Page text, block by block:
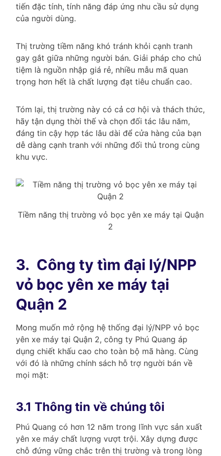
tiến đặc tính, tính năng đáp ứng nhu cầu sử dụng
của người dùng.
Thị trường tiềm năng khó tránh khỏi cạnh tranh
gay gắt giữa những người bán. Giải pháp cho chủ
tiệm là nguồn nhập giá rẻ, nhiều mẫu mã quan
trọng hơn hết là chất lượng đạt tiêu chuẩn cao.
Tóm lại, thị trường này có cả cơ hội và thách thức,
hãy tận dụng thời thế và chọn đối tác lâu năm,
đáng tin cậy hợp tác lâu dài để cửa hàng của bạn
dễ dàng cạnh tranh với những đối thủ trong cùng
khu vực.
Tiềm năng thị trường vỏ bọc yên xe máy tại Quận
2
3. Công ty tìm đại lý/NPP
vỏ bọc yên xe máy tại
Quận 2
Mong muốn mở rộng hệ thống đại lý/NPP vỏ bọc
yên xe máy tại Quận 2, công ty Phú Quang áp
dụng chiết khấu cao cho toàn bộ mã hàng. Cùng
với đó là những chính sách hỗ trợ người bán về
mọi mặt:
3.1 Thông tin về chúng tôi
Phú Quang có hơn 12 năm trong lĩnh vực sản xuất
yên xe máy chất lượng vượt trội. Xây dựng được
chỗ đứng vững chắc trên thị trường và trong lòng